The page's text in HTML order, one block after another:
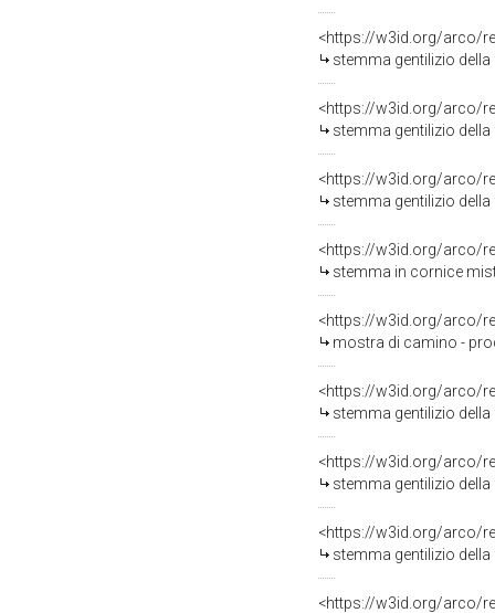
<https://w3id.org/arco/
stemma gentilizio
<https://w3id.org/arco/
stemma gentilizio
<https://w3id.org/arco/
stemma gentilizio
<https://w3id.org/arco/
stemma in cornice
<https://w3id.org/arco/
mostra di camino -
<https://w3id.org/arco/
stemma gentilizio
<https://w3id.org/arco/
stemma gentilizio
<https://w3id.org/arco/
stemma gentilizio
<https://w3id.org/arco/